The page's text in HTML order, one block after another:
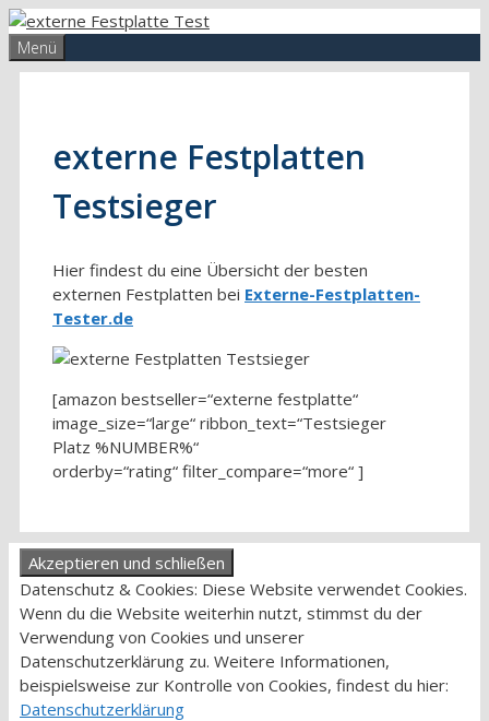
Zum
Inhalt
springen
Menü
externe Festplatten
Testsieger
Hier findest du eine Übersicht der besten
externen Festplatten bei Externe-Festplatten-
Tester.de
[amazon bestseller=“externe festplatte“
image_size=“large“ ribbon_text=“Testsieger
Platz %NUMBER%“
orderby=“rating“ filter_compare=“more“ ]
Datenschutz & Cookies: Diese Website verwendet Cookies.
Wenn du die Website weiterhin nutzt, stimmst du der
Verwendung von Cookies und unserer
Datenschutzerklärung zu. Weitere Informationen,
beispielsweise zur Kontrolle von Cookies, findest du hier:
Datenschutzerklärung